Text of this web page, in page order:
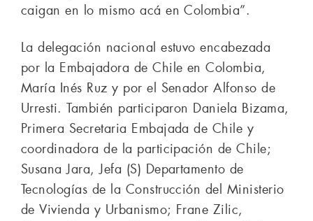
caigan en lo mismo acá en Colombia”.
La delegación nacional estuvo encabezada
por la Embajadora de Chile en Colombia,
María Inés Ruz y por el Senador Alfonso de
Urresti. También participaron Daniela Bizama,
Primera Secretaria Embajada de Chile y
coordinadora de la participación de Chile;
Susana Jara, Jefa (S) Departamento de
Tecnologías de la Construcción del Ministerio
de Vivienda y Urbanismo; Frane Zilic,